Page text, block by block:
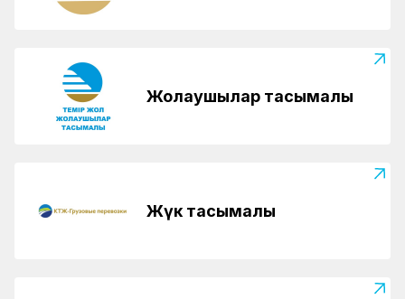
Жолаушылар тасымалы
Жүк тасымалы